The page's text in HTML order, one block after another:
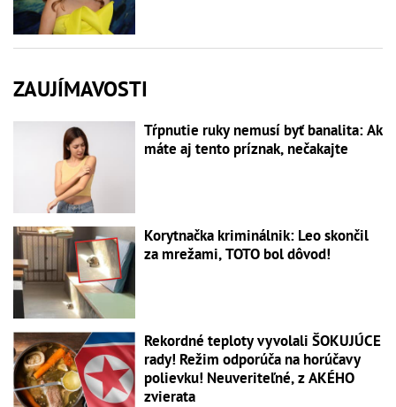
ZAUJÍMAVOSTI
Tŕpnutie ruky nemusí byť banalita: Ak
máte aj tento príznak, nečakajte
Korytnačka kriminálnik: Leo skončil
za mrežami, TOTO bol dôvod!
Rekordné teploty vyvolali ŠOKUJÚCE
rady! Režim odporúča na horúčavy
polievku! Neuveriteľné, z AKÉHO
zvierata